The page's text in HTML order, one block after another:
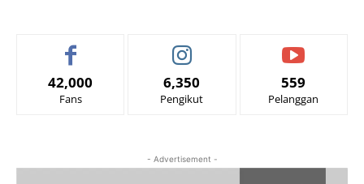
42,000
Fans
6,350
Pengikut
559
Pelanggan
- Advertisement -